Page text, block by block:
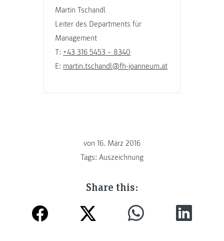
Martin Tschandl
Leiter des Departments für
Management
T: +43 316 5453 – 8340
E: martin.tschandl@fh-joanneum.at
von 16. März 2016
Tags: Auszeichnung
Share this: